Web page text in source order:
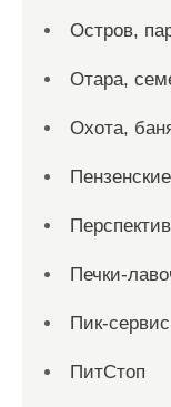
Остров,
Отара,
Охота,
Печки-
Пик-
ПитСтоп